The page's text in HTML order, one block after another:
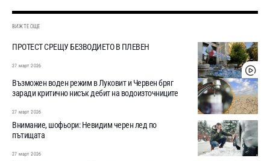
ВИЖТЕ ОЩЕ
ПРОТЕСТ СРЕЩУ БЕЗВОДИЕТО В ПЛЕВЕН
27 март 2026
Възможен воден режим в Луковит и Червен бряг
заради критично нисък дебит на водоизточниците
27 март 2026
Внимание, шофьори: Невидим черен лед по
пътищата
27 март 2026